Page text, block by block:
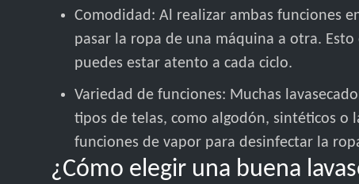
Comodidad: Al realizar ambas funciones
pasar la ropa de una máquina a otra.
puedes estar atento a cada ciclo.
Variedad de funciones: Muchas
tipos de telas, como algodón, sintéticos o
funciones de vapor para desinfectar la
¿Cómo elegir una buena